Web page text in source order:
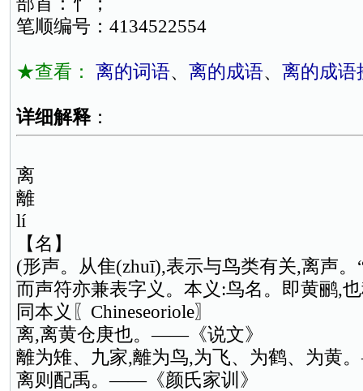
笔顺编号：4134522554
★查看： 离的词语、 离的成语、 离的成语
详细解释 ：
离
離
lí
【名】
(形声。从隹(zhuī),表示与鸟类有关,离声。
而声符亦兼表字义。本义:鸟名。即黄鹂,
同本义〖Chineseoriole〗
离,离黄仓庚也。——《说文》
離为雉、九家,離为鸟,为飞、为鹤、为黄
离则配禹。——《颜氏家训》